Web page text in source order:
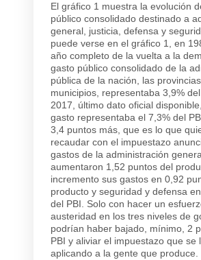
El gráfico 1 muestra la evolución
público consolidado destinado a
general, justicia, defensa y
puede verse en el gráfico 1, en
año completo de la vuelta a la
gasto público consolidado de la
pública de la nación, las
municipios, representaba 3,9%
2017, último dato oficial
gasto representaba el 7,3% del
3,4 puntos más, que es lo que
recaudar con el impuestazo
gastos de la administración
aumentaron 1,52 puntos del
incremento sus gastos en 0,92
producto y seguridad y defensa
del PBI. Solo con hacer un
austeridad en los tres niveles de
podrían haber bajado, mínimo, 2
PBI y aliviar el impuestazo que se
aplicando a la gente que produce.